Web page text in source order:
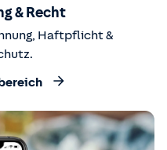
& Recht
Haftpflicht &